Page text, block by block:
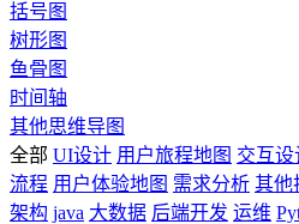
括号图
树形图
鱼骨图
时间轴
其他思维导图
全部 UI设计 用户旅程地图 交互设
流程 用户体验地图 需求分析 其他
架构 java 大数据 后端开发 运维